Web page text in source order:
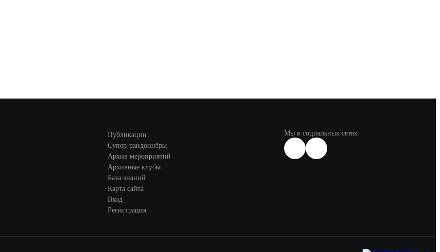
Публикации
Супер-рандоннёры
Архив мероприятий
Архивные клубы
База знаний
Карта сайта
Вход
Регистрация
Мы в социальных сетях